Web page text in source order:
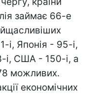
займає 66-е
і, Японія - 95-і,
і, США - 150-і, а
можливих.
економічних